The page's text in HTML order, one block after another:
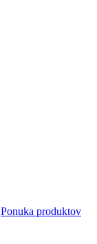
Ponuka produktov